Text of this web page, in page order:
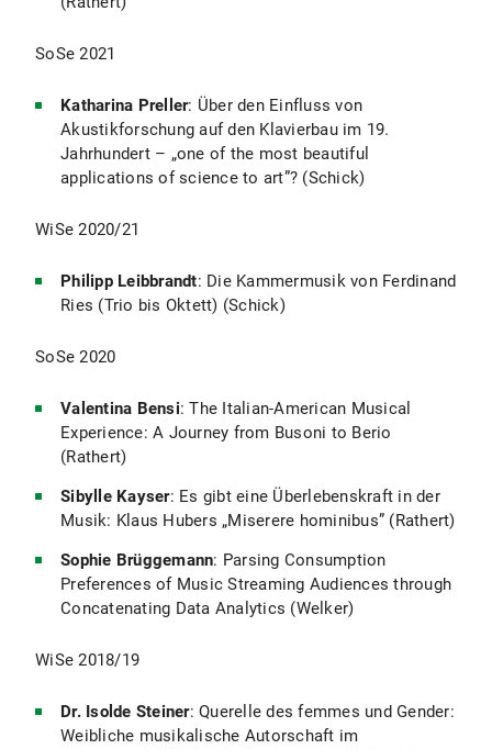
vor Herausforderungen.
Betreuung
Strauss’sche Kompositionen noch immer aus den
anhand dieser erforscht werden, für die beiden
Klavierkonzerte in verstärktem Maße: Posthum
und damit ohne Mitwirkung des Komponisten
gedruckt, sind die verfügbaren Notendrucke
unpräzise, teils sogar eindeutig fehlerhaft.
zweierlei: Erstens sollen die genauen
rekonstruiert werden, um so erstmals eine
fundierte Verortung der beiden Kompositionen im
Zweitens soll als Hauptteil eine
Berücksichtigung sämtlicher verfügbarer Quellen,
insbesondere des jeweiligen Autographs,
erarbeitet werden.
Betreuung:Prof. Dr. Hartmut Schick
Wissenschaften
SoSe 2021
Katharina Preller: Über den Einfluss von
Akustikforschung auf den Klavierbau im 19.
Jahrhundert – „one of the most beautiful
applications of science to art”? (Schick)
WiSe 2020/21
Philipp Leibbrandt: Die Kammermusik von Ferdinand
Ries (Trio bis Oktett) (Schick)
SoSe 2020
Valentina Bensi: The Italian-American Musical
Experience: A Journey from Busoni to Berio
(Rathert)
Sibylle Kayser: Es gibt eine Überlebenskraft in der
Musik: Klaus Hubers „Miserere hominibus” (Rathert)
Sophie Brüggemann: Parsing Consumption
Preferences of Music Streaming Audiences through
Concatenating Data Analytics (Welker)
WiSe 2018/19
Dr. Isolde Steiner: Querelle des femmes und Gender:
Weibliche musikalische Autorschaft im